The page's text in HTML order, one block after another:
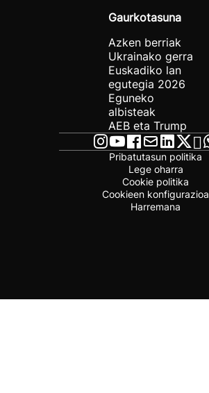
Gaurkotasuna
Azken berriak
Ukrainako gerra
Euskadiko lan
egutegia 2026
Eguneko
albisteak
AEB eta Trump
Pribatutasun politika
Lege oharra
Cookie politika
Cookieen konfigurazioa
Harremana